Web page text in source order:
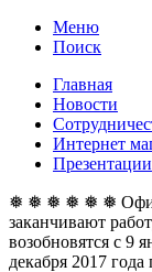
Меню
Поиск
Главная
Новости
Интернет
Презентации
❅ ❅ ❅ ❅ ❅ ❅ Офис
заканчивают
возобновятся с 9
декабря 2017 года